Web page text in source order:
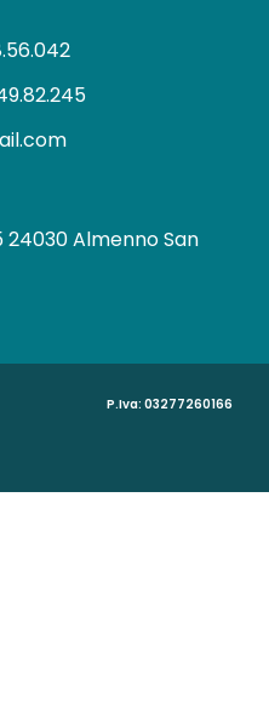
24030 Almenno San
P.Iva: 03277260166